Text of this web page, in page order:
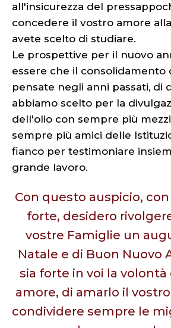
all'insicurezza del
concedere il vostro amore
avete scelto di studiare.
Le prospettive per il nuovo
essere che il consolidamento
pensate negli anni passati, di
abbiamo scelto per la
dell'olio con sempre più
sempre più amici delle
fianco per testimoniare
grande lavoro.
Con questo auspicio,
forte, desidero
vostre Famiglie un
Natale e di Buon Nuovo
sia forte in voi la volontà
amore, di amarlo il
condividere sempre le